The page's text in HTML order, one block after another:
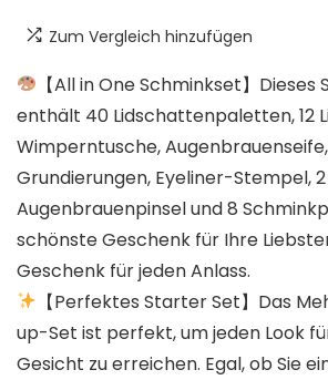
Zum Vergleich hinzufügen
【All in One Schminkset】Dieses
enthält 40 Lidschattenpaletten, 12
Wimperntusche,
Grundierungen, Eyeliner-Stempel,
Augenbrauenpinsel und 8
schönste Geschenk für Ihre
Geschenk für jeden Anlass.
【Perfektes Starter Set】Das
up-Set ist perfekt, um jeden Look
Gesicht zu erreichen. Egal, ob Sie